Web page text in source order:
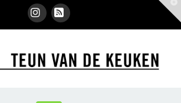
Instagram
RSS